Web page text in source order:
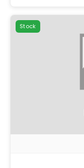
Stock